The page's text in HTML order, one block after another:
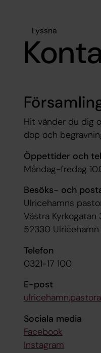
Lyssna
Hit vänder du dig
dop och
Öppettider och
Måndag-fredag
Besöks- och
Ulricehamns
Västra Kyrkogatan
52330 Ulricehamn
Telefon
0321-17 100
E-post
Sociala media
Facebook
Instagram